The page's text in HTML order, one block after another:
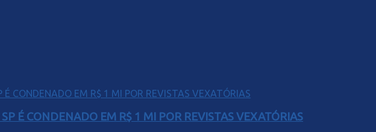
É CONDENADO EM R$ 1 MI POR REVISTAS VEXATÓRIAS